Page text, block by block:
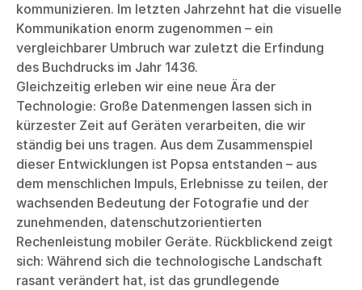
kommunizieren. Im letzten Jahrzehnt hat die visuelle
Kommunikation enorm zugenommen – ein
vergleichbarer Umbruch war zuletzt die Erfindung
des Buchdrucks im Jahr 1436.
Gleichzeitig erleben wir eine neue Ära der
Technologie: Große Datenmengen lassen sich in
kürzester Zeit auf Geräten verarbeiten, die wir
ständig bei uns tragen. Aus dem Zusammenspiel
dieser Entwicklungen ist Popsa entstanden – aus
dem menschlichen Impuls, Erlebnisse zu teilen, der
wachsenden Bedeutung der Fotografie und der
zunehmenden, datenschutzorientierten
Rechenleistung mobiler Geräte. Rückblickend zeigt
sich: Während sich die technologische Landschaft
rasant verändert hat, ist das grundlegende